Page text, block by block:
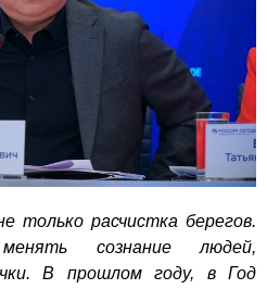
только расчистка берегов.
сознание людей,
В прошлом году, в Год